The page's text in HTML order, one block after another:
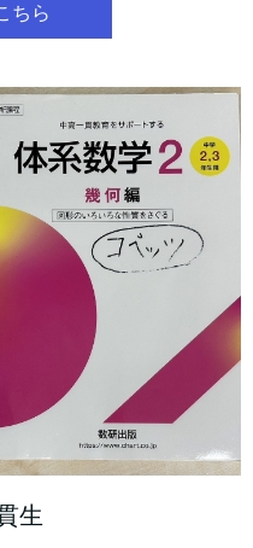
ちら
生